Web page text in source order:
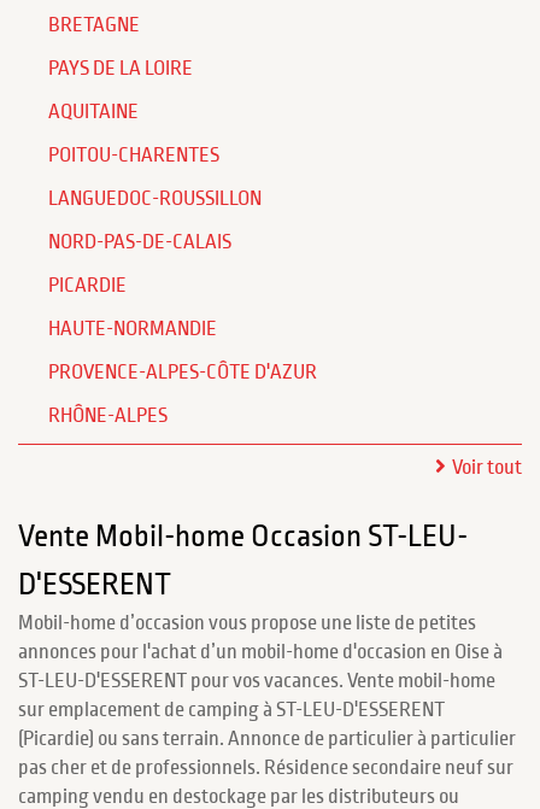
BRETAGNE
PAYS DE LA LOIRE
AQUITAINE
POITOU-CHARENTES
LANGUEDOC-ROUSSILLON
NORD-PAS-DE-CALAIS
PICARDIE
HAUTE-NORMANDIE
PROVENCE-ALPES-CÔTE D'AZUR
RHÔNE-ALPES
Voir tout
Vente Mobil-home Occasion ST-LEU-
D'ESSERENT
Mobil-home d’occasion vous propose une liste de petites
annonces pour l'achat d’un mobil-home d'occasion en Oise à
ST-LEU-D'ESSERENT pour vos vacances. Vente mobil-home
sur emplacement de camping à ST-LEU-D'ESSERENT
(Picardie) ou sans terrain. Annonce de particulier à particulier
pas cher et de professionnels. Résidence secondaire neuf sur
camping vendu en destockage par les distributeurs ou